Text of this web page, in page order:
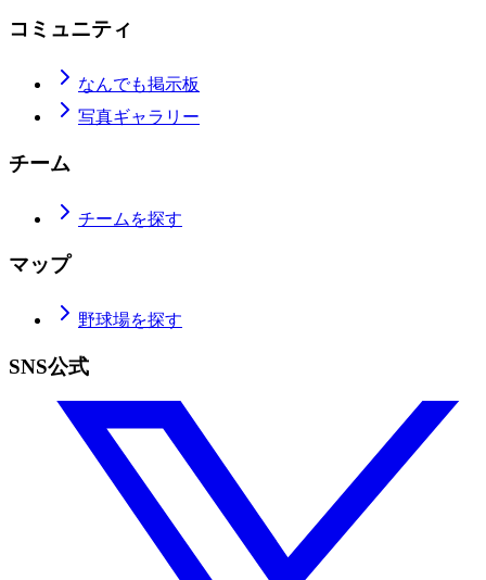
コミュニティ
なんでも掲示板
写真ギャラリー
チーム
チームを探す
マップ
野球場を探す
SNS公式